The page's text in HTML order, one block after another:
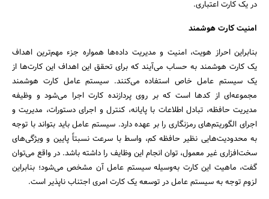
جستجو
در یک کارت اعتباری.
امنیت کارت هوشمند
بنابراین احراز هویت، امنیت و مدیریت داده‌ها همواره جزء مهم‌ترین اهداف
یک کارت هوشمند به حساب می‌آیند که برای تحقق این اهداف این کارت‌ها از
یک سیستم عامل خاص استفاده می‌کنند. سیستم ‌عامل کارت هوشمند
مجموعه‌ای از کدها است که بر روی پردازنده کارت اجرا می‌شود و وظیفه
مدیریت حافظه، تبادل اطلاعات با پایانه، کنترل و اجرای دستورات، مدیریت و
اجرای الگوریتم‌های رمزنگاری را بر عهده دارد. سیستم عامل باید بتواند با توجه
به محدودیت‌هایی نظیر حافظه کم، واسط با سرعت نسبتاً پایین و ویژگی‌های
سخت‌افزاری غیر معمول، توان انجام این وظایف را داشته باشد. در واقع می‌توان
گفت، ماهیت این کارت به‌وسیله سیستم عامل آن مشخص می‌شود؛ بنابراین
لزوم توجه به سیستم عامل در توسعه یک کارت امری اجتناب ناپذیر است.